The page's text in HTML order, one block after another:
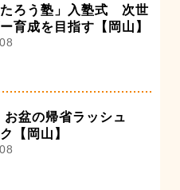
たろう塾」入塾式 次世
育成を目指す【岡山】
盆の帰省ラッシュ
【岡山】